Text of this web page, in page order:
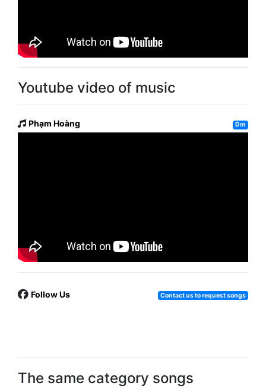
Youtube video of music
Phạm Hoàng Dm
Follow Us Contact us to request songs
The same category songs